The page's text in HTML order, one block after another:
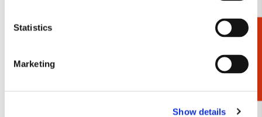
Statistics
Marketing
Show details
Eva, Rembrandt van Rijn,
Rembrandthuis
vierkant: Rembrandt,
Rembrandt van Rijn,
VOEG TOE
Cadeaukiezer